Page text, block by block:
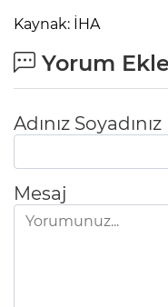
Kaynak: İHA
Yorum Ekle
Adınız Soyadınız
Mesaj